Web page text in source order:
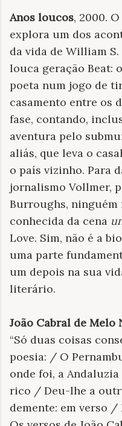
Anos loucos, 2000.
explora um dos
da vida de William
louca geração Beat:
poeta num jogo de
casamento entre os
fase, contando,
aventura pelo
aliás, que leva o
o país vizinho. Para
jornalismo Vollmer,
Burroughs, ninguém
conhecida da cena
Love. Sim, não é a
uma parte
um depois na sua
literário.
João Cabral de Melo
“Só duas coisas
poesia: / O
onde foi, a
rico / Deu-lhe a
demente: em verso /